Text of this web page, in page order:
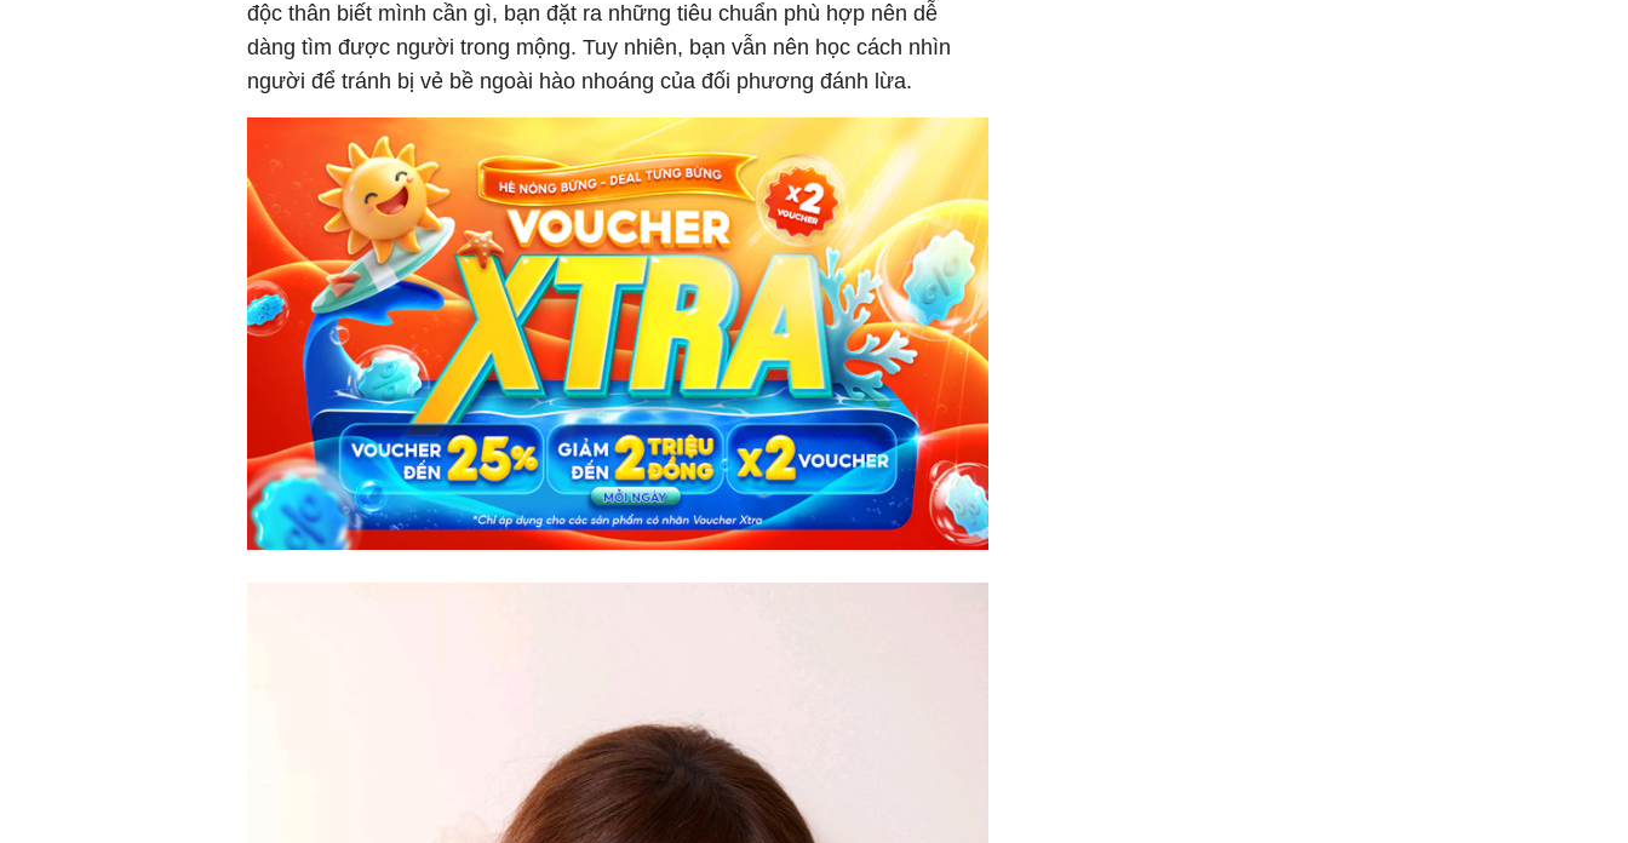
độc thân biết mình cần gì, bạn đặt ra những tiêu chuẩn phù hợp nên dễ
dàng tìm được người trong mộng. Tuy nhiên, bạn vẫn nên học cách nhìn
người để tránh bị vẻ bề ngoài hào nhoáng của đối phương đánh lừa.